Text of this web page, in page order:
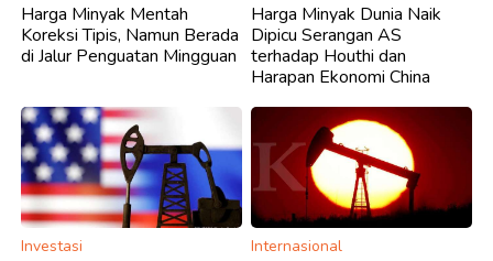
Harga Minyak Mentah
Koreksi Tipis, Namun Berada
di Jalur Penguatan Mingguan
Harga Minyak Dunia Naik
Dipicu Serangan AS
terhadap Houthi dan
Harapan Ekonomi China
Investasi Internasional